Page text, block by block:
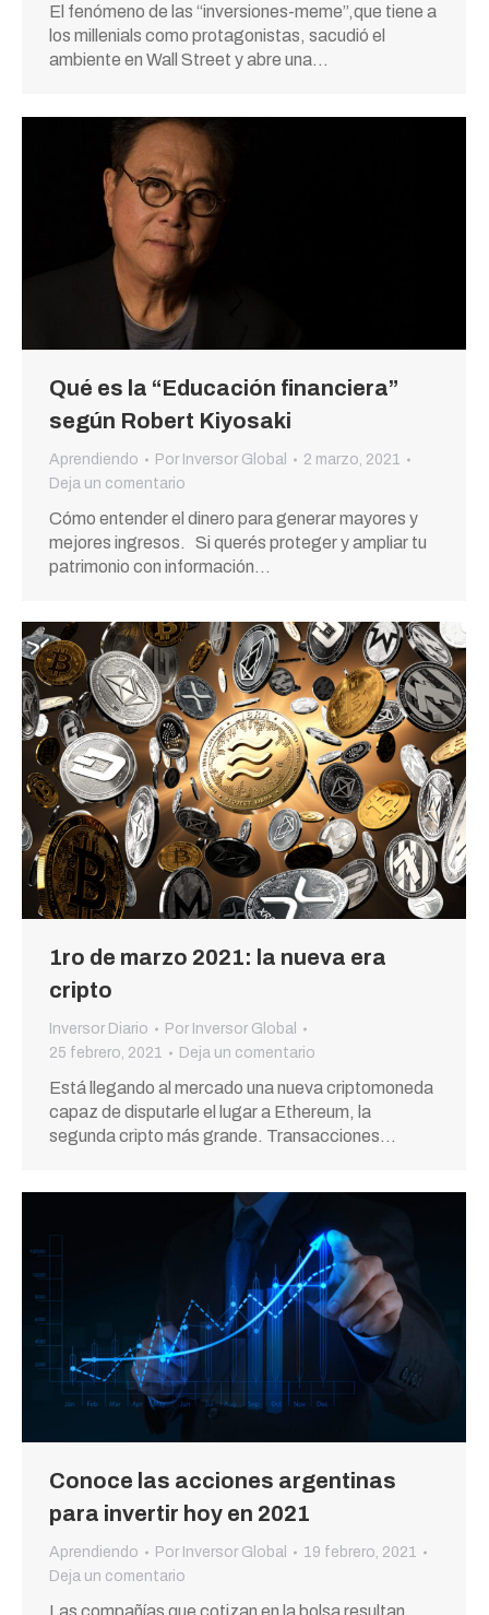
El fenómeno de las “inversiones-meme”,que tiene a
los millenials como protagonistas, sacudió el
ambiente en Wall Street y abre una…
Qué es la “Educación financiera”
según Robert Kiyosaki
Aprendiendo Por Inversor Global
2 marzo, 2021
Deja un comentario
Cómo entender el dinero para generar mayores y
mejores ingresos. Si querés proteger y ampliar tu
patrimonio con información…
1ro de marzo 2021: la nueva era
cripto
Inversor Diario Por Inversor Global
25 febrero, 2021
Deja un comentario
Está llegando al mercado una nueva criptomoneda
capaz de disputarle el lugar a Ethereum, la
segunda cripto más grande. Transacciones…
Conoce las acciones argentinas
para invertir hoy en 2021
Aprendiendo Por Inversor Global
19 febrero, 2021
Deja un comentario